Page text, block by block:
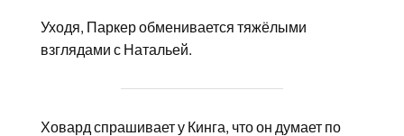
Уходя, Паркер обменивается тяжёлыми
взглядами с Натальей.
Ховард спрашивает у Кинга, что он думает по